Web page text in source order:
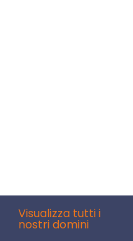
Visualizza tutti i
nostri domini